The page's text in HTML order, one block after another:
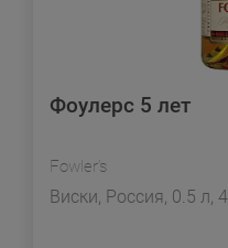
Фоулерс 5 лет
Fowler’s
Виски, Россия, 0.5 л,